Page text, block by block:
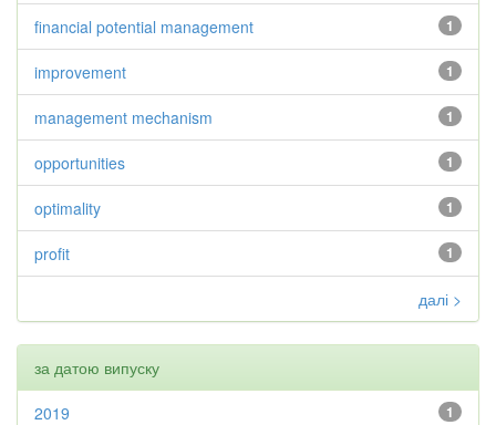
1
financial potential management
1
improvement
1
management mechanism
1
opportunities
1
optimality
1
profit
далі >
за датою випуску
1
2019